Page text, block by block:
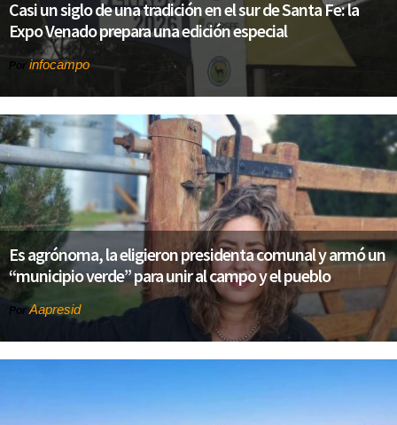
Casi un siglo de una tradición en el sur de Santa Fe: la
Expo Venado prepara una edición especial
Por infocampo
Es agrónoma, la eligieron presidenta comunal y armó un
“municipio verde” para unir al campo y el pueblo
PorAapresid